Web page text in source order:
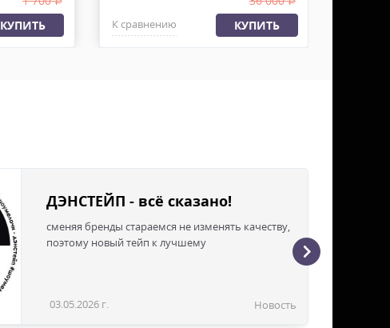
КУПИТЬ К сравнению КУПИТЬ
ДЭНСТЕЙП - всё сказано!
сменяя бренды стараемся не изменять качеству,
поэтому новый тейп к лучшему
03.05.2026 г. Новость